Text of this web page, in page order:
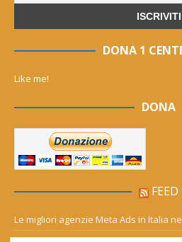
DONA 1
Like me!
DONA
FEED
Le migliori agenzie Meta Ads in Italia